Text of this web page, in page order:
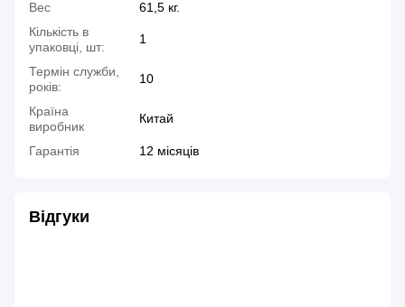
Вес
61,5 кг.
Кількість в
упаковці, шт:
1
Термін служби,
років:
10
Країна
виробник
Китай
Гарантія 12 місяців
Відгуки